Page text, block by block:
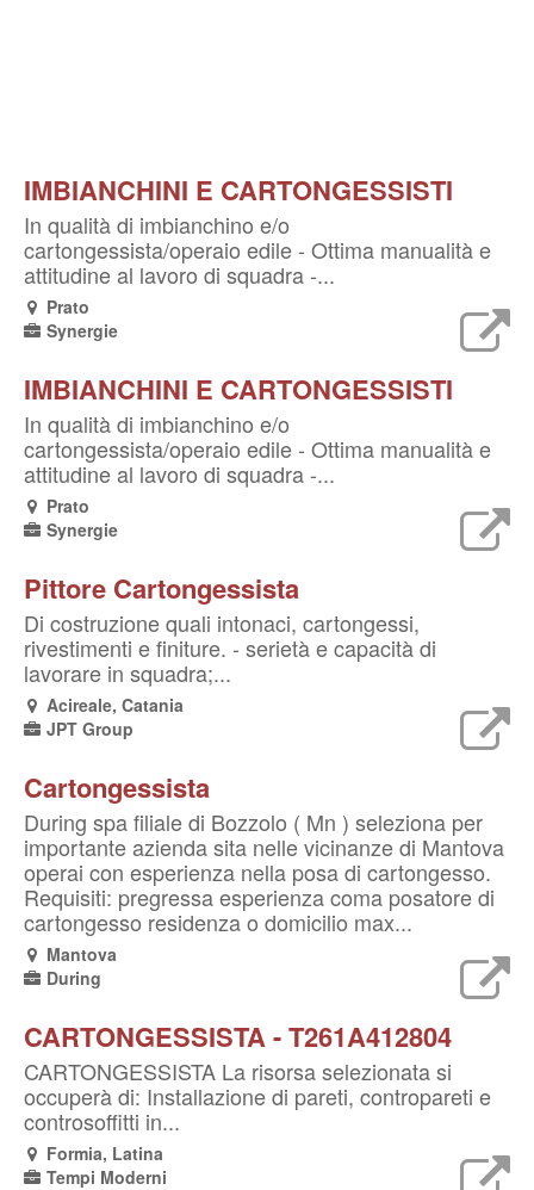
IMBIANCHINI E CARTONGESSISTI
In qualità di imbianchino e/o
cartongessista/operaio edile - Ottima manualità e
attitudine al lavoro di squadra -...
Prato
Synergie
IMBIANCHINI E CARTONGESSISTI
In qualità di imbianchino e/o
cartongessista/operaio edile - Ottima manualità e
attitudine al lavoro di squadra -...
Prato
Synergie
Pittore Cartongessista
Di costruzione quali intonaci, cartongessi,
rivestimenti e finiture. - serietà e capacità di
lavorare in squadra;...
Acireale, Catania
JPT Group
Cartongessista
During spa filiale di Bozzolo ( Mn ) seleziona per
importante azienda sita nelle vicinanze di Mantova
operai con esperienza nella posa di cartongesso.
Requisiti: pregressa esperienza coma posatore di
cartongesso residenza o domicilio max...
Mantova
During
CARTONGESSISTA - T261A412804
CARTONGESSISTA La risorsa selezionata si
occuperà di: Installazione di pareti, contropareti e
controsoffitti in...
Formia, Latina
Tempi Moderni